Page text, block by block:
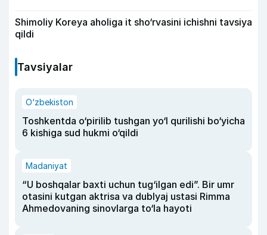
Shimoliy Koreya aholiga it sho‘rvasini ichishni tavsiya
qildi
Tavsiyalar
O‘zbekiston
Toshkentda o‘pirilib tushgan yo‘l qurilishi bo‘yicha
6 kishiga sud hukmi o‘qildi
Madaniyat
“U boshqalar baxti uchun tug‘ilgan edi”. Bir umr
otasini kutgan aktrisa va dublyaj ustasi Rimma
Ahmedovaning sinovlarga to‘la hayoti